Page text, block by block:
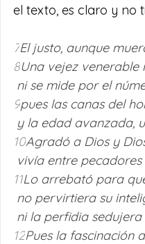
el texto, es claro y no
7El justo, aunque
8Una vejez venerable
ni se mide por el
9pues las canas del
y la edad avanzada,
10Agradó a Dios y
vivía entre
11Lo arrebató para
no pervirtiera su
ni la perfidia sedujera
12Pues la fascinación